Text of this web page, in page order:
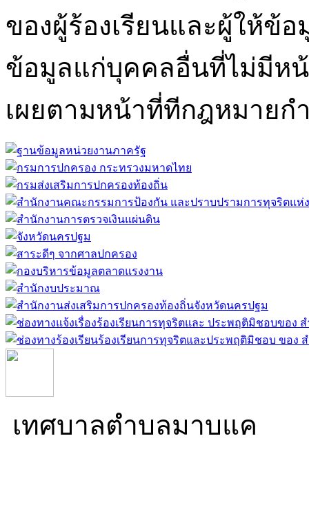
ของผู้ร้องเรียนและผู้ให้ข้
ข้อมูลแก่บุคคลอื่นที่ไม่มีหน้
เผยตามหน้าที่ทีกฎหมายก
เทศบาลตำบลมาบแค